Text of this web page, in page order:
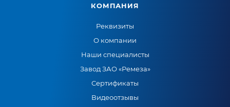
КОМПАНИЯ
Реквизиты
О компании
Наши специалисты
Завод ЗАО «Ремеза»
Сертификаты
Видеоотзывы